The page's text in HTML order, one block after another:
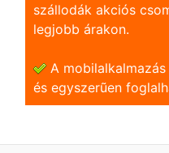
szállodák akciós
legjobb árakon.
A
és egyszerũen